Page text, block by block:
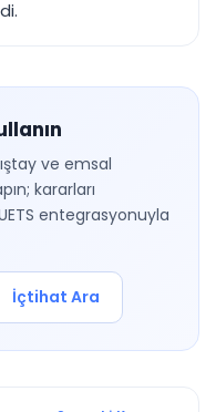
ve emsal
kararları
entegrasyonuyla
İçtihat Ara